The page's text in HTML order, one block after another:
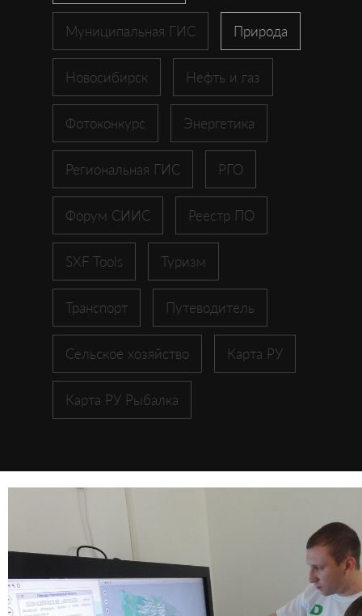
Муниципальная ГИС Природа
Новосибирск Нефть и газ
Фотоконкурс Энергетика
Региональная ГИС РГО
Форум СИИС Реестр ПО
SXF Tools Туризм
Транспорт Путеводитель
Сельское хозяйство Карта РУ
Карта РУ Рыбалка